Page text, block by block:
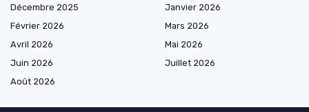
Décembre 2025
Janvier 2026
Février 2026
Mars 2026
Avril 2026
Mai 2026
Juin 2026
Juillet 2026
Août 2026